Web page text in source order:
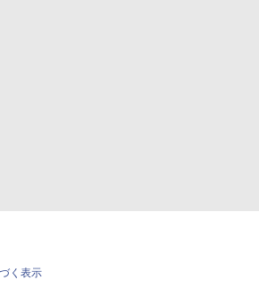
く表示